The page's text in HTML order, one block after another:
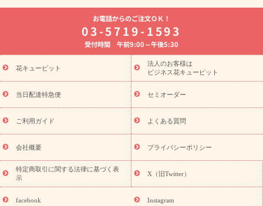
よく贈られる花
お祝いの花特集
誕生日フラワーギフト特集
8月の誕生花(トルコキキョウ)
開店・開業祝い
お供え・お悔やみ お供え・お悔やみの花
通夜・葬儀に贈る花 胡蝶蘭・花鉢
ーブドフラワー
季節のイベント
ひまわり ギフト・プレゼント
特集
お盆 花（新盆・初盆） 季節のイベント
お盆 花（新
盆・初盆）
お盆 花（新盆・初盆）
お盆・お供え 花とセットギ
フト
お盆・お供え プリザーブドフラワー
ひまわり ギフト・プ
レゼント特集
夏の花贈り・お中元・暑中見舞い 花のギフト特集
敬老の日におくる花ギフト・プレゼント特集
花ギフト・プレゼント特集
敬老の日 花のおすすめランキング
敬
老の日 花鉢植えのギフト・プレゼント特集
敬老の日 花とセットギ
フト・プレゼント特集
敬老の日の花 全てのギフト一覧
キャン
ペーン
映画『ウォーターガーディアンズ』コラボキャンペーン
「きょう誕生日なんです」キャンペーン
誕生日の花を探す
誕生日フラワーギフト 誕生日フラワーギフト特集
お電話からのご注文ＯＫ！
03-5719-1593
受付時間 午前9:00～午後5:30
花キューピット
法人のお客様は
ビジネス花キューピット
当日配達特急便 セミオーダー
ご利用ガイド よくある質問
会社概要 プライバシーポリシー
特定商取引に関する法律に基づく表
示
X（旧Twitter）
facebook Instagram